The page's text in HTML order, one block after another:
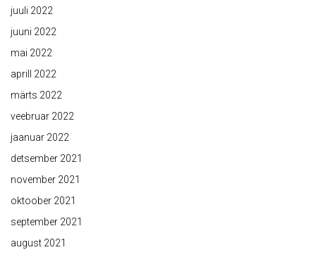
juuli 2022
juuni 2022
mai 2022
aprill 2022
märts 2022
veebruar 2022
jaanuar 2022
detsember 2021
november 2021
oktoober 2021
september 2021
august 2021